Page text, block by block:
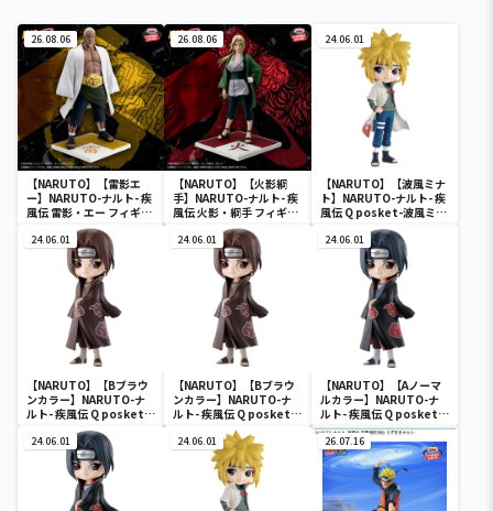
26.08.06
【NARUTO】【雷影エ
ー】NARUTO-ナルト- 疾
風伝 雷影・エー フィギュ
ア～五影集結…!!～
26.08.06
【NARUTO】【火影綱
手】NARUTO-ナルト- 疾
風伝 火影・綱手 フィギュ
ア～五影集結…!!～
24.06.01
【NARUTO】【波風ミナ
ト】NARUTO-ナルト- 疾
風伝 Q posket-波風ミナ
24.06.01
【NARUTO】【Bブラウ
ンカラー】NARUTO-ナ
ルト- 疾風伝 Q posket-
うちはイタチ-
24.06.01
【NARUTO】【Bブラウ
ンカラー】NARUTO-ナ
ルト- 疾風伝 Q posket-
うちはイタチ-
24.06.01
【NARUTO】【Aノーマ
ルカラー】NARUTO-ナ
ルト- 疾風伝 Q posket-
うちはイタチ-
24.06.01 24.06.01 26.07.16